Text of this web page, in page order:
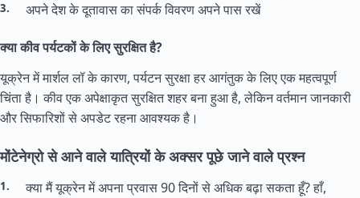
अपने देश के दूतावास का संपर्क विवरण अपने पास रखें
क्या कीव पर्यटकों के लिए सुरक्षित है?
यूक्रेन में मार्शल लॉ के कारण, पर्यटन सुरक्षा हर आगंतुक के लिए एक महत्वपूर्ण
चिंता है। कीव एक अपेक्षाकृत सुरक्षित शहर बना हुआ है, लेकिन वर्तमान जानकारी
और सिफारिशों से अपडेट रहना आवश्यक है।
मोंटेनेग्रो से आने वाले यात्रियों के अक्सर पूछे जाने वाले प्रश्न
क्या मैं यूक्रेन में अपना प्रवास 90 दिनों से अधिक बढ़ा सकता हूँ? हाँ,